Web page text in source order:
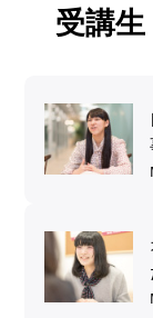
受講生